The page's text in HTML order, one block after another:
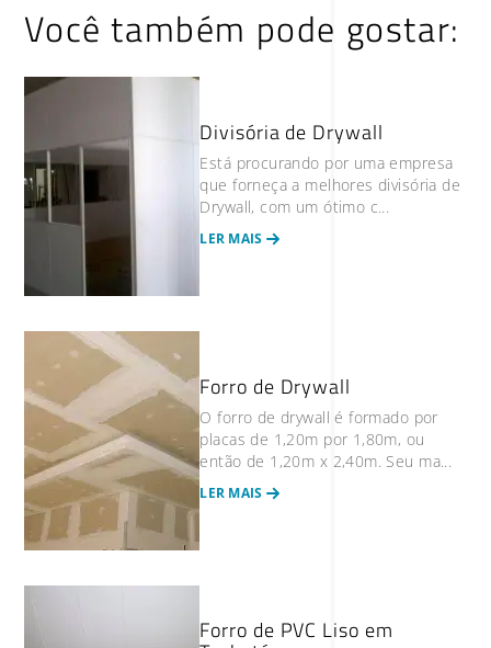
Você também pode gostar:
Divisória de Drywall
Está procurando por uma empresa
que forneça a melhores divisória de
Drywall, com um ótimo c...
LER MAIS
Forro de Drywall
O forro de drywall é formado por
placas de 1,20m por 1,80m, ou
então de 1,20m x 2,40m. Seu ma...
LER MAIS
Forro de PVC Liso em